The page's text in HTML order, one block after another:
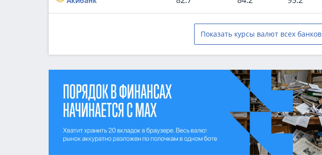
Показать курсы валют всех банков